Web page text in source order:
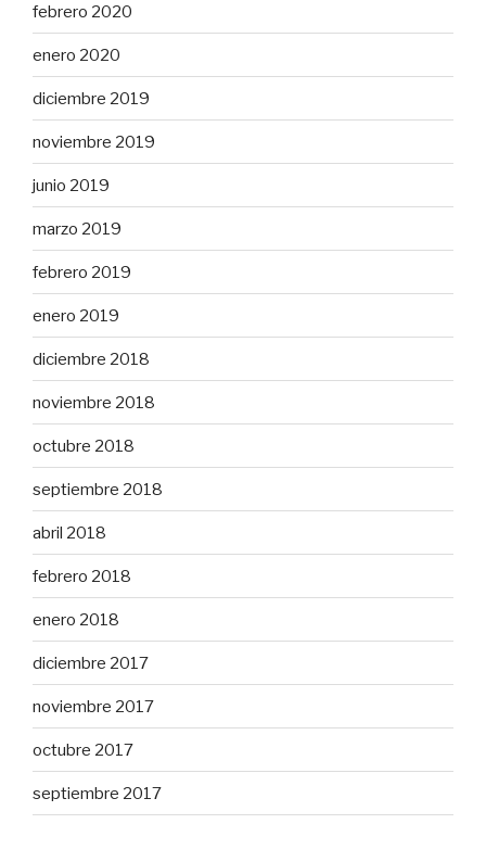
febrero 2020
enero 2020
diciembre 2019
noviembre 2019
junio 2019
marzo 2019
febrero 2019
enero 2019
diciembre 2018
noviembre 2018
octubre 2018
septiembre 2018
abril 2018
febrero 2018
enero 2018
diciembre 2017
noviembre 2017
octubre 2017
septiembre 2017